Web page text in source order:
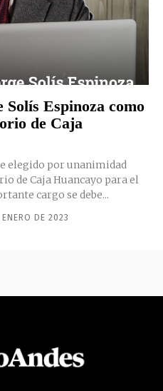
Espinoza como
de Caja
elegido por unanimidad
de Caja Huancayo para el
Este importante cargo se debe...
DE 2023